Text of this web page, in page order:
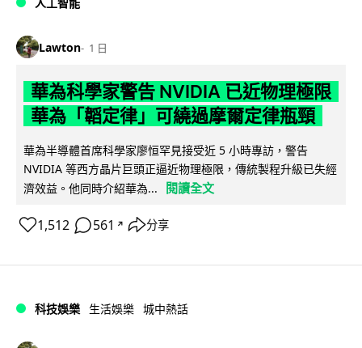
人工智能
Lawton 1 日
華為科學家警告 NVIDIA 已近物理極限
華為「韜定律」可繞過摩爾定律瓶頸
華為半導體首席科學家廖恒罕見接受近 5 小時專訪，警告
NVIDIA 等西方晶片巨頭正逼近物理極限，傳統製程升級已失經
濟效益。他同時介紹華為...
閱讀全文
1,512 561 ↗ 分享
科技娛樂 生活娛樂 城中熱話